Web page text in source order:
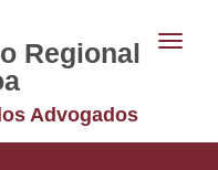
Regional
Advogados